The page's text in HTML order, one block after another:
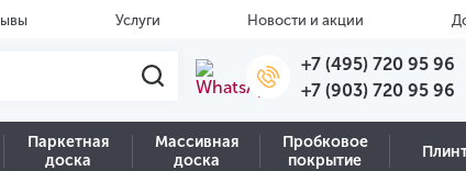
Услуги Новости и акции
+7 (495) 720 95 96
+7 (903) 720 95 96
Паркетная
доска
Массивная
доска
Пробковое
покрытие